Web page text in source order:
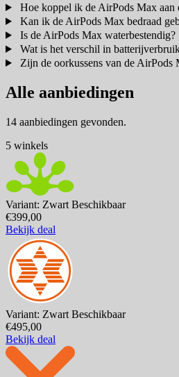
Hoe koppel ik de AirPods Max aan
Kan ik de AirPods Max bedraad
Is de AirPods Max waterbestendig?
Wat is het verschil in
Zijn de oorkussens van de AirPods
Alle aanbiedingen
14 aanbiedingen gevonden.
5 winkels
Variant: Zwart Beschikbaar
€399,00
Bekijk deal
Variant: Zwart Beschikbaar
€495,00
Bekijk deal